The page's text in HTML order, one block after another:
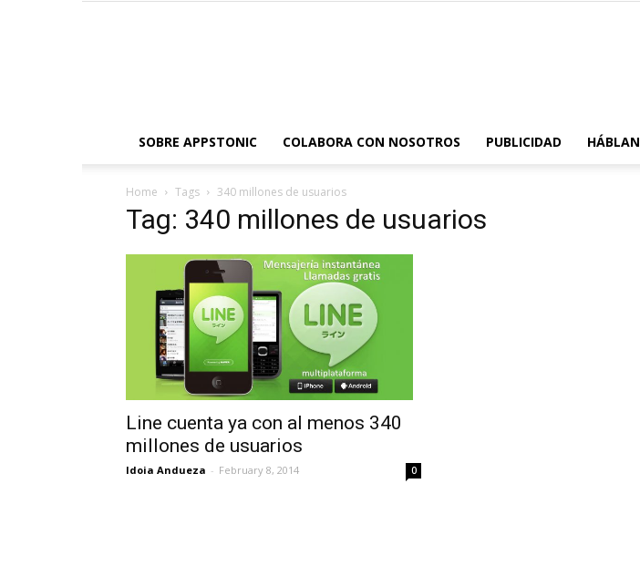
SOBRE APPSTONIC COLABORA CON NOSOTROS PUBLICIDAD
Home Tags 340 millones de usuarios
Tag: 340 millones de usuarios
Line cuenta ya con al menos 340
millones de usuarios
Idoia Andueza - February 8, 2014 0